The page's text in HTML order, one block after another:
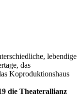
lebendige
das
Koproduktionshaus
die Theaterallianz